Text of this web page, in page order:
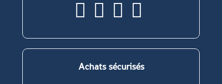
S’ouvre
dans
S’ouvre
dans
S’ouvre
dans
Achats sécurisés